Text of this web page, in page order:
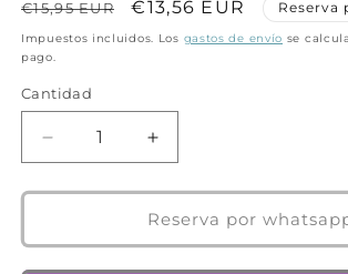
Precio
habitual
€15,95 EUR
Precio
de
€13,56 EUR Reserva
Impuestos incluidos. Los gastos de envío se
pago.
Cantidad
Cantidad
Reducir
cantidad
para
Toi
Aumentar
cantidad
para
Monstre
Toi
Reserva por